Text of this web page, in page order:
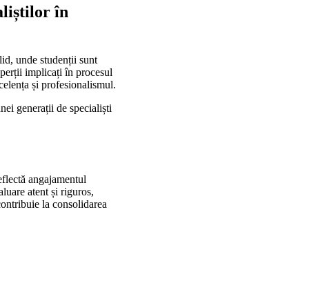
în
unde studenții sunt
implicați în procesul
și profesionalismul.
generații de specialiști
angajamentul
atent și riguros,
la consolidarea